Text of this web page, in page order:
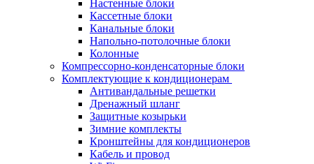
Настенные блоки
Кассетные блоки
Канальные блоки
Напольно-потолочные блоки
Колонные
Компрессорно-конденсаторные блоки
Комплектующие к кондиционерам
Антивандальные решетки
Дренажный шланг
Защитные козырьки
Зимние комплекты
Кронштейны для кондиционеров
Кабель и провод